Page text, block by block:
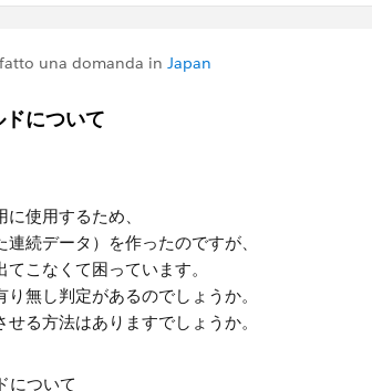
una domanda in Japan
について
使用するため、
続データ​）を作ったのですが、
こなくて困っています。
無し判定があるのでしょうか。
る方法はありますでしょうか。